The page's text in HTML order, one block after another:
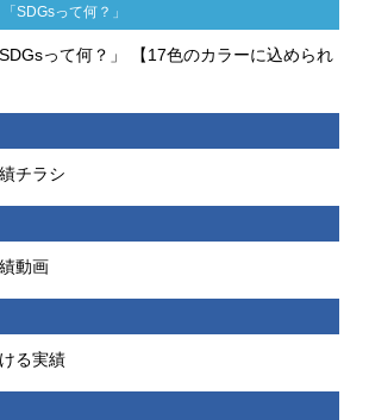
SDGsって何？」
って何？」 【17色のカラーに込められ
チラシ
動画
る実績